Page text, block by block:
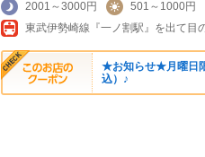
2001～3000円
501～1000円
東武伊勢崎線『一ノ割駅』を出て目
★お知らせ★月曜日
込）♪